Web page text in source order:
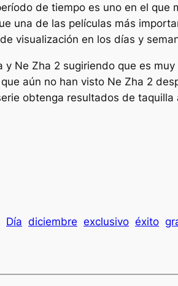
de tiempo es uno en el que
una de las películas más
visualización en los días y
y Ne Zha 2 sugiriendo que es
aún no han visto Ne Zha 2
obtenga resultados de
Día diciembre exclusivo éxito